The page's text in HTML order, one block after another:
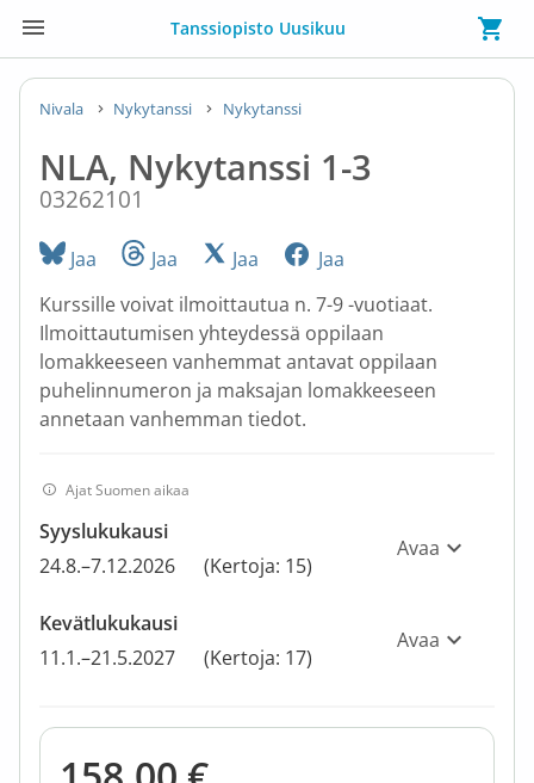
Tanssiopisto Uusikuu
Nivala Nykytanssi Nykytanssi
NLA, Nykytanssi 1-3
03262101
Jaa Jaa Jaa
Jaa
Kurssille voivat ilmoittautua n. 7-9 -vuotiaat.
Ilmoittautumisen yhteydessä oppilaan
lomakkeeseen vanhemmat antavat oppilaan
puhelinnumeron ja maksajan lomakkeeseen
annetaan vanhemman tiedot.
Ajat Suomen aikaa
Syyslukukausi
24.8.–7.12.2026
(Kertoja: 15)
Avaa
Kevätlukukausi
11.1.–21.5.2027
(Kertoja: 17)
Avaa